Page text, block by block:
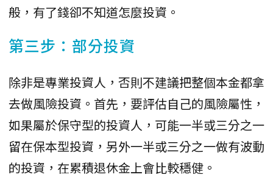
般，有了錢卻不知道怎麼投資。
第三步：部分投資
除非是專業投資人，否則不建議把整個本金都拿
去做風險投資。首先，要評估自己的風險屬性，
如果屬於保守型的投資人，可能一半或三分之一
留在保本型投資，另外一半或三分之一做有波動
的投資，在累積退休金上會比較穩健。